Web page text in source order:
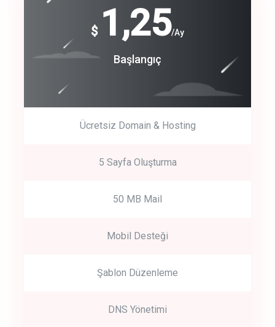
$ 1,25/Ay
Başlangıç
Ücretsiz Domain & Hosting
5 Sayfa Oluşturma
50 MB Mail
Mobil Desteği
Şablon Düzenleme
DNS Yönetimi
Free
Basic